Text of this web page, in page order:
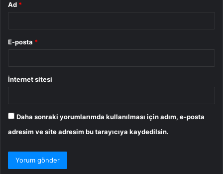
Ad *
E-posta *
İnternet sitesi
Daha sonraki yorumlarımda kullanılması için adım, e-posta
adresim ve site adresim bu tarayıcıya kaydedilsin.